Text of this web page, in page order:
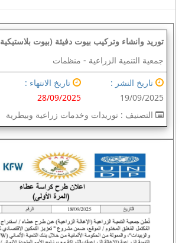
توريد وانشاء وتركيب بيوت دفيئة (بيوت بلاستيكية)
جمعية التنمية الزراعية-منظمات
تاريخ النشر :
19/09/2025
تاريخ الانتهاء :
28/09/2025
التصنيف : توريدات وخدمات زراعية وبيطرية